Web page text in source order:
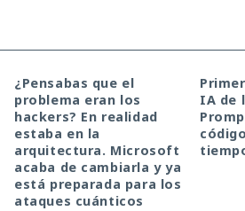
¿Pensabas que el
problema eran los
hackers? En realidad
estaba en la
arquitectura. Microsoft
acaba de cambiarla y ya
está preparada para los
ataques cuánticos
IA de